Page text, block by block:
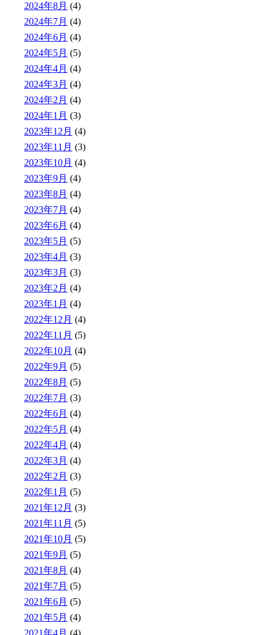
2024年8月 (4)
2024年7月 (4)
2024年6月 (4)
2024年5月 (5)
2024年4月 (4)
2024年3月 (4)
2024年2月 (4)
2024年1月 (3)
2023年12月 (4)
2023年11月 (3)
2023年10月 (4)
2023年9月 (4)
2023年8月 (4)
2023年7月 (4)
2023年6月 (4)
2023年5月 (5)
2023年4月 (3)
2023年3月 (3)
2023年2月 (4)
2023年1月 (4)
2022年12月 (4)
2022年11月 (5)
2022年10月 (4)
2022年9月 (5)
2022年8月 (5)
2022年7月 (3)
2022年6月 (4)
2022年5月 (4)
2022年4月 (4)
2022年3月 (4)
2022年2月 (3)
2022年1月 (5)
2021年12月 (3)
2021年11月 (5)
2021年10月 (5)
2021年9月 (5)
2021年8月 (4)
2021年7月 (5)
2021年6月 (5)
2021年5月 (4)
2021年4月 (4)